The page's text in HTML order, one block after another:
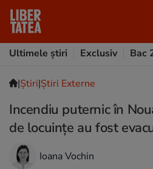
Ultimele știri
Exclusiv Bac
|Ştiri|Știri Externe
Incendiu puternic în
de locuințe au fost
Ioana Vochin